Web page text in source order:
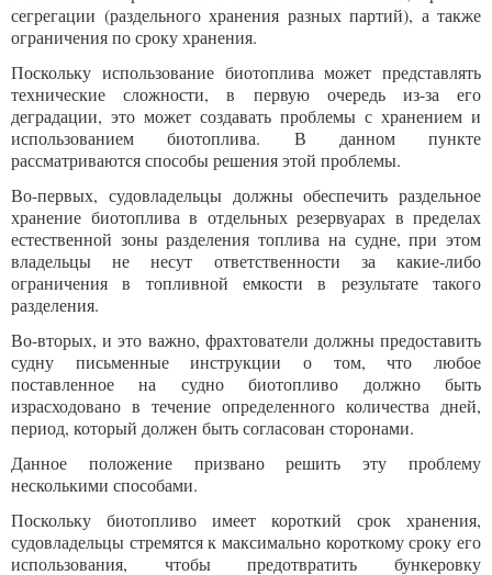
сегрегации (раздельного хранения разных партий), а также
ограничения по сроку хранения.
Поскольку использование биотоплива может представлять
технические сложности, в первую очередь из-за его
деградации, это может создавать проблемы с хранением и
использованием биотоплива. В данном пункте
рассматриваются способы решения этой проблемы.
Во-первых, судовладельцы должны обеспечить раздельное
хранение биотоплива в отдельных резервуарах в пределах
естественной зоны разделения топлива на судне, при этом
владельцы не несут ответственности за какие-либо
ограничения в топливной емкости в результате такого
разделения.
Во-вторых, и это важно, фрахтователи должны предоставить
судну письменные инструкции о том, что любое
поставленное на судно биотопливо должно быть
израсходовано в течение определенного количества дней,
период, который должен быть согласован сторонами.
Данное положение призвано решить эту проблему
несколькими способами.
Поскольку биотопливо имеет короткий срок хранения,
судовладельцы стремятся к максимально короткому сроку его
использования, чтобы предотвратить бункеровку